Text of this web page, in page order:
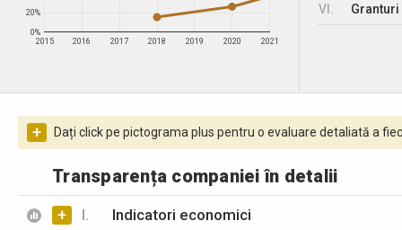
2015 2016 2017 2018 2019 2020 2021
0%
20% VI.
+ Dați click pe pictograma plus pentru o evaluare detaliată a
Transparența companiei în detalii
+ I. Indicatori economici